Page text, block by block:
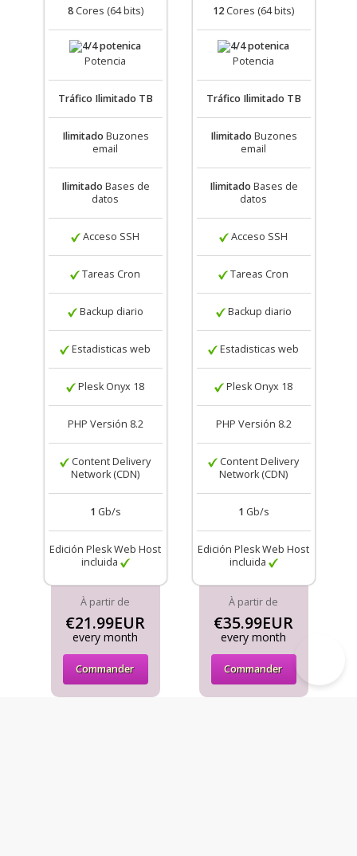
8Cores (64 bits)
Potencia
Tráfico Ilimitado TB
Ilimitado Buzones
email
Ilimitado Bases de
datos
Acceso SSH
Tareas Cron
Backup diario
Estadisticas web
Plesk Onyx 18
PHP Versión 8.2
Content Delivery
Network (CDN)
1 Gb/s
Edición Plesk Web Host
incluida
À partir de
€21.99EUR
every month
Commander
12Cores (64 bits)
Potencia
Tráfico Ilimitado TB
Ilimitado Buzones
email
Ilimitado Bases de
datos
Acceso SSH
Tareas Cron
Backup diario
Estadisticas web
Plesk Onyx 18
PHP Versión 8.2
Content Delivery
Network (CDN)
1 Gb/s
Edición Plesk Web Host
incluida
À partir de
€35.99EUR
every month
Commander